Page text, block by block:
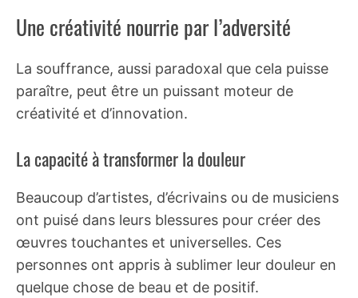
Une créativité nourrie par l’adversité
La souffrance, aussi paradoxal que cela puisse
paraître, peut être un puissant moteur de
créativité et d’innovation.
La capacité à transformer la douleur
Beaucoup d’artistes, d’écrivains ou de musiciens
ont puisé dans leurs blessures pour créer des
œuvres touchantes et universelles. Ces
personnes ont appris à sublimer leur douleur en
quelque chose de beau et de positif.